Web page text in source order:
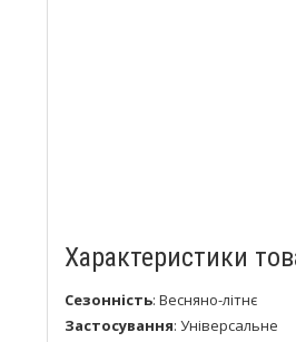
Характеристики
Сезонність: Весняно-літнє
Застосування: Універсальне